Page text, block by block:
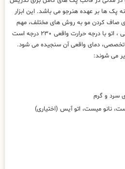
پک ها بر عهده هنرجو می باشد. این ابزار
صاف کردن مو به روش های مختلف، مهم
ترین ابزار برای کراتین مو در مدنی ، اتو با درجه حرارت واقعی ۲۳۰ درجه است
تخصصی، دمای واقعی آن سنجیده می شود.
می شوند:
سرد و گرم
نانو میست، اتو آیس (اختیاری)